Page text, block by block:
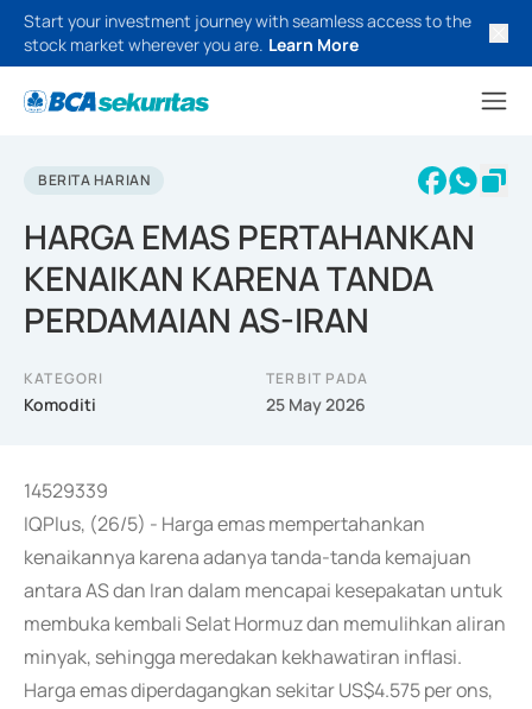
Start your investment journey with seamless access to the
stock market wherever you are. Learn More
BERITA HARIAN
HARGA EMAS PERTAHANKAN
KENAIKAN KARENA TANDA
PERDAMAIAN AS-IRAN
KATEGORI
Komoditi
TERBIT PADA
25 May 2026
14529339
IQPlus, (26/5) - Harga emas mempertahankan
kenaikannya karena adanya tanda-tanda kemajuan
antara AS dan Iran dalam mencapai kesepakatan untuk
membuka kembali Selat Hormuz dan memulihkan aliran
minyak, sehingga meredakan kekhawatiran inflasi.
Harga emas diperdagangkan sekitar US$4.575 per ons,